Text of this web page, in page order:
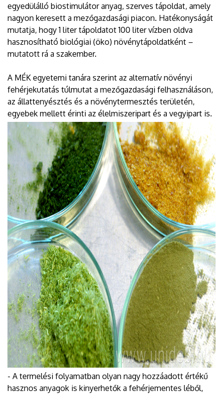
egyedülálló biostimulátor anyag, szerves tápoldat, amely
nagyon keresett a mezőgazdasági piacon. Hatékonyságát
mutatja, hogy 1 liter tápoldatot 100 liter vízben oldva
hasznosítható biológiai (öko) növénytápoldatként –
mutatott rá a szakember.
A MÉK egyetemi tanára szerint az alternatív növényi
fehérjekutatás túlmutat a mezőgazdasági felhasználáson,
az állattenyésztés és a növénytermesztés területén,
egyebek mellett érinti az élelmiszeripart és a vegyipart is.
- A termelési folyamatban olyan nagy hozzáadott értékű
hasznos anyagok is kinyerhetők a fehérjementes léből,